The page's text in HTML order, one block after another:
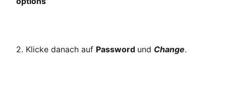
2. Klicke danach auf Password und Change.